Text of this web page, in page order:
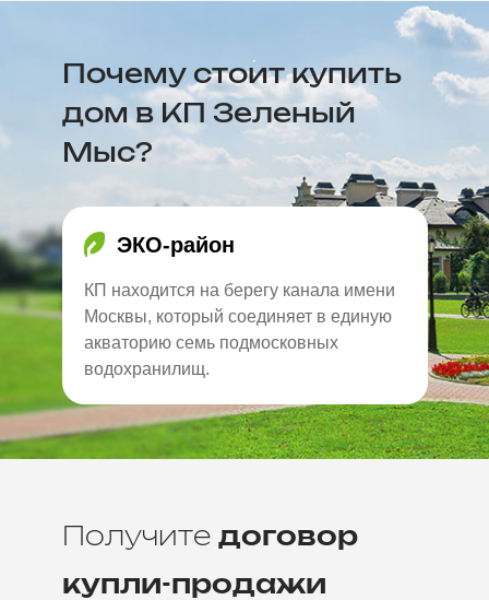
Почему стоит купить
дом в КП Зеленый
Мыс?
ЭКО-район
КП находится на берегу канала имени
Москвы, который соединяет в единую
акваторию семь подмосковных
водохранилищ.
Получите договор
купли-продажи